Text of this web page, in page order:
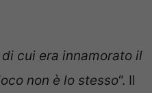
cui era innamorato il
non è lo stesso“. Il